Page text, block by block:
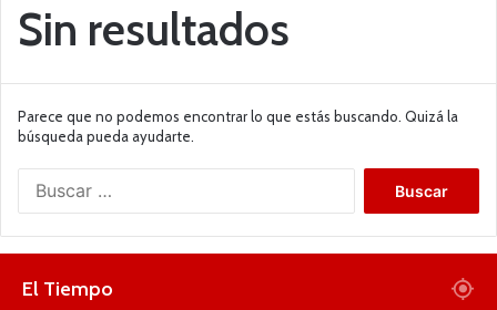
Sin resultados
Parece que no podemos encontrar lo que estás buscando. Quizá la
búsqueda pueda ayudarte.
El Tiempo